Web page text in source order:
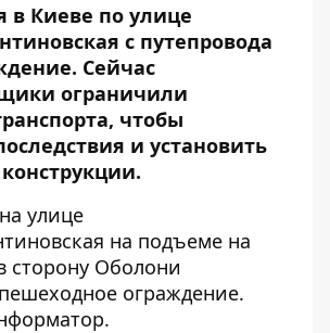
в Киеве по улице
с путепровода
Сейчас
ограничили
чтобы
и установить
улице
на подъеме на
сторону Оболони
ограждение.
.